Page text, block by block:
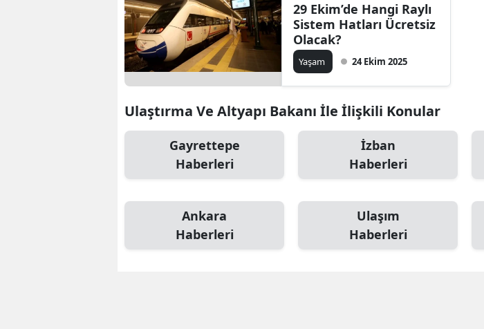
29 Ekim’de Hangi Raylı
Sistem Hatları Ücretsiz
Olacak?
Yaşam 24 Ekim 2025
Ulaştırma Ve Altyapı Bakanı İle İlişkili Konular
Gayrettepe
Haberleri
İzban
Haberleri
Ankara
Haberleri
Ulaşım
Haberleri